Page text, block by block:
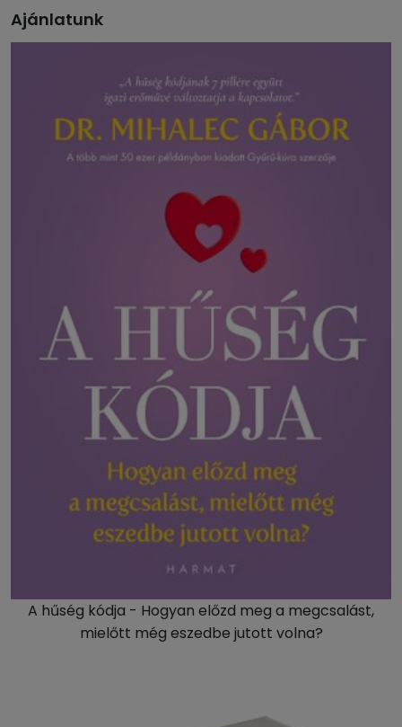
Ajánlatunk
A hűség kódja - Hogyan előzd meg a megcsalást,
mielőtt még eszedbe jutott volna?